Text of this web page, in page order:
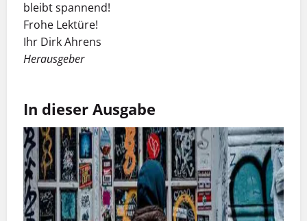
bleibt spannend!
Frohe Lektüre!
Ihr Dirk Ahrens
Herausgeber
In dieser Ausgabe